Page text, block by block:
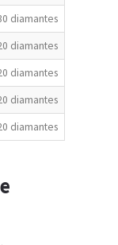
diamantes
diamantes
diamantes
diamantes
diamantes